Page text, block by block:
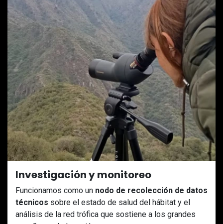
Investigación y monitoreo
Funcionamos como un nodo de recolección de datos
técnicos sobre el estado de salud del hábitat y el
análisis de la red trófica que sostiene a los grandes